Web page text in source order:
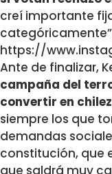
creí importante
https://
Ante de finalizar,
campaña del
convertir en
siempre los que
demandas
constitución, que